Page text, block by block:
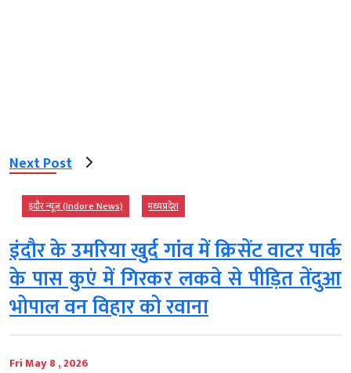
Next Post
इंदौर न्यूज़ (Indore News) मध्‍यप्रदेश
इंदौर के उमरिया खुर्द गांव में क्रिसेंट वाटर पार्क
के पास कुएं में गिरकर लकवे से पीड़ित तेंदुआ
भोपाल वन विहार को रवाना
Fri May 8 , 2026